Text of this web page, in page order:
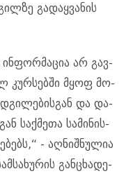
გა­დაყ­ვა­ნის
ინ­ფორ­მა­ცია არ გავ­
კურ­სებ­ში მყოფ მო­
და და­
საქ­მე­თა სა­მი­ნის­
- აღ­ნიშ­ნუ­ლია
გან­ცხა­დე­